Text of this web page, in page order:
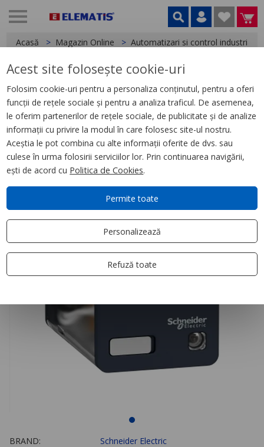
Acasă Magazin Online Automatizari si control industrial
< Relee
Releu Ambrosabil Universal,
Zelio Rum, 2 C/O, 48 V Cc, 10 A,
cu Led
BRAND:
Schneider Electric
Acest site folosește cookie-uri
Folosim cookie-uri pentru a personaliza conținutul, pentru a oferi
funcții de rețele sociale și pentru a analiza traficul. De asemenea,
le oferim partenerilor de rețele sociale, de publicitate și de analize
informații cu privire la modul în care folosesc site-ul nostru.
Aceștia le pot combina cu alte informații oferite de dvs. sau
culese în urma folosirii serviciilor lor. Prin continuarea navigării,
ești de acord cu Politica de Cookies.
Permite toate
Personalizează
Refuză toate